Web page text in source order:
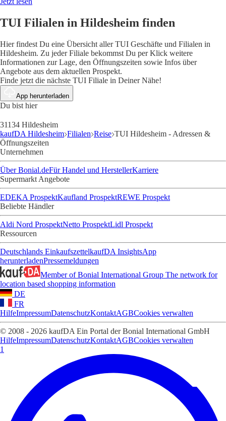
TUI Filialen in Hildesheim finden
Hier findest Du eine Übersicht aller TUI Geschäfte und Filialen in
Hildesheim. Zu jeder Filiale bekommst Du per Klick weitere
Informationen zur Lage, den Öffnungszeiten sowie Infos über
Angebote aus dem aktuellen Prospekt.
Finde jetzt die nächste TUI Filiale in Deiner Nähe!
App herunterladen
Du bist hier
31134 Hildesheim
kaufDA Hildesheim Filialen Reise TUI Hildesheim - Adressen &
Öffnungszeiten
Unternehmen
Über Bonial.deFür Handel und HerstellerKarriere
Supermarkt Angebote
EDEKA ProspektKaufland ProspektREWE Prospekt
Beliebte Händler
Aldi Nord ProspektNetto ProspektLidl Prospekt
Ressourcen
Deutschlands EinkaufszettelkaufDA InsightsApp
herunterladenPressemeldungen
Member of Bonial International Group The network for
location based shopping information
DE
FR
HilfeImpressumDatenschutzKontaktAGBCookies verwalten
© 2008 - 2026 kaufDA Ein Portal der Bonial International GmbH
HilfeImpressumDatenschutzKontaktAGBCookies verwalten
1